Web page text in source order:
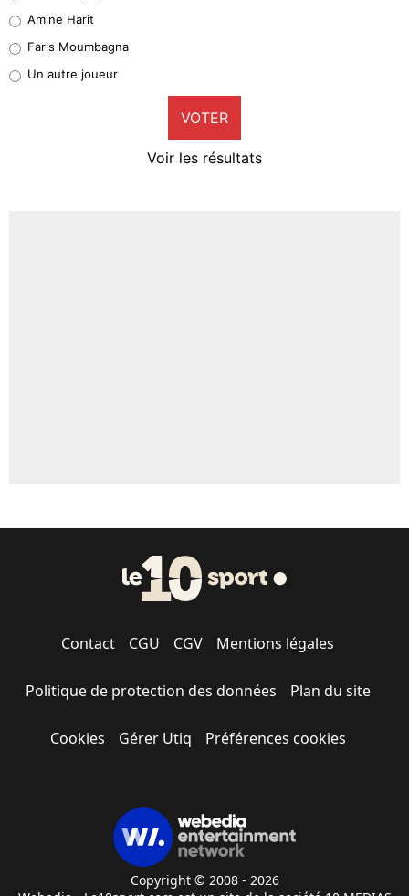
1%
9%
Amine Harit
Faris Moumbagna
Un autre joueur
VOTER
Voir les résultats
Contact CGU CGV Mentions légales
Politique de protection des données Plan du site
Cookies Gérer Utiq Préférences cookies
Copyright © 2008 - 2026